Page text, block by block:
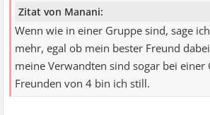
Zitat von Manani:
Wenn wie in einer Gruppe sind, sage
mehr, egal ob mein bester Freund
meine Verwandten sind sogar bei
Freunden von 4 bin ich still.